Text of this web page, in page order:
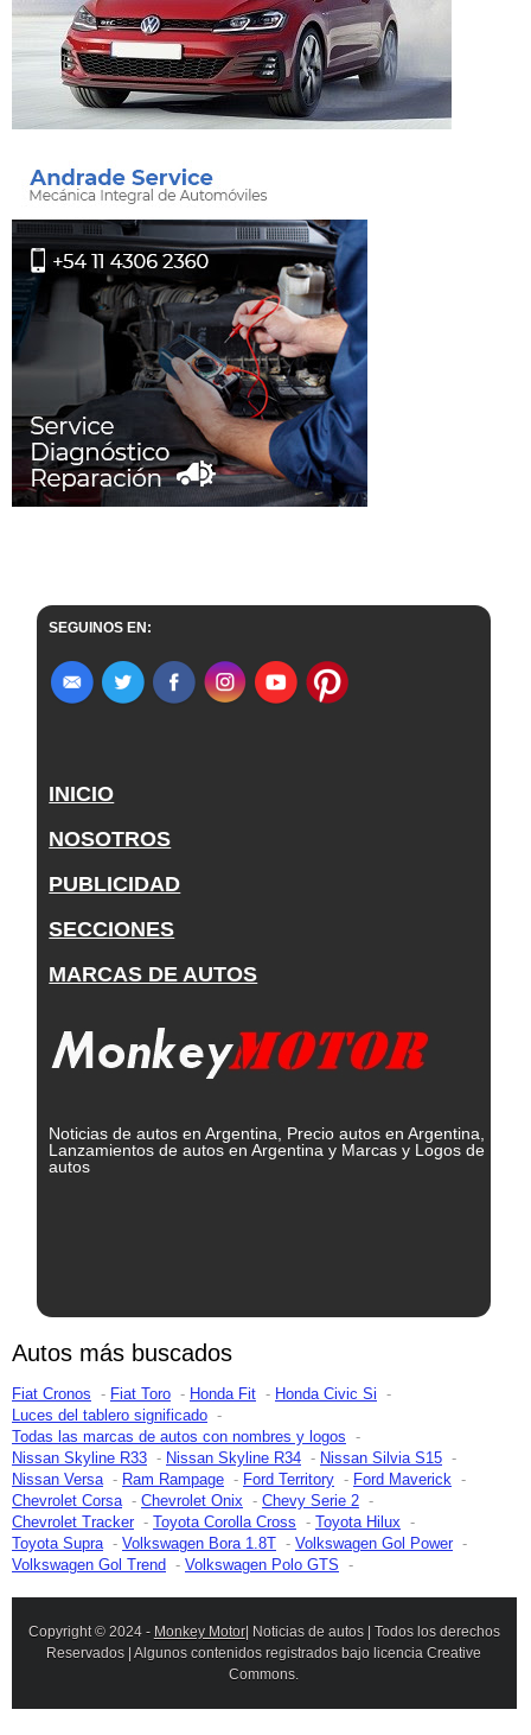
SEGUINOS EN:
INICIO
NOSOTROS
PUBLICIDAD
SECCIONES
MARCAS DE AUTOS
Noticias de autos en Argentina, Precio autos en Argentina,
Lanzamientos de autos en Argentina y Marcas y Logos de
autos
Autos más buscados
Fiat Cronos Fiat Toro Honda Fit
Honda Civic Si
Luces del tablero significado
Todas las marcas de autos con nombres y logos
Nissan Skyline R33
Nissan Skyline R34
Nissan Silvia S15
Nissan Versa
Ram Rampage Ford Territory
Ford Maverick
Chevrolet Corsa
Chevrolet Onix
Chevy Serie 2
Chevrolet Tracker
Toyota Corolla Cross
Toyota Hilux
Toyota Supra
Volkswagen Bora 1.8T
Volkswagen Gol Power
Volkswagen Gol Trend
Volkswagen Polo GTS
Copyright © 2024 - Monkey Motor| Noticias de autos | Todos los derechos
Reservados | Algunos contenidos registrados bajo licencia Creative
Commons.